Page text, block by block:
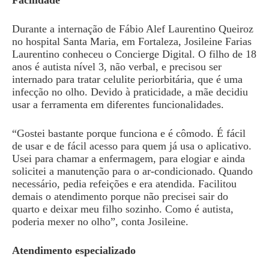
Durante a internação de Fábio Alef Laurentino Queiroz
no hospital Santa Maria, em Fortaleza, Josileine Farias
Laurentino conheceu o Concierge Digital. O filho de 18
anos é autista nível 3, não verbal, e precisou ser
internado para tratar celulite periorbitária, que é uma
infecção no olho. Devido à praticidade, a mãe decidiu
usar a ferramenta em diferentes funcionalidades.
“Gostei bastante porque funciona e é cômodo. É fácil
de usar e de fácil acesso para quem já usa o aplicativo.
Usei para chamar a enfermagem, para elogiar e ainda
solicitei a manutenção para o ar-condicionado. Quando
necessário, pedia refeições e era atendida. Facilitou
demais o atendimento porque não precisei sair do
quarto e deixar meu filho sozinho. Como é autista,
poderia mexer no olho”, conta Josileine.
Atendimento especializado